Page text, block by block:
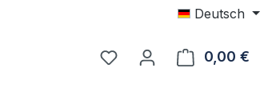
Deutsch
0,00 €